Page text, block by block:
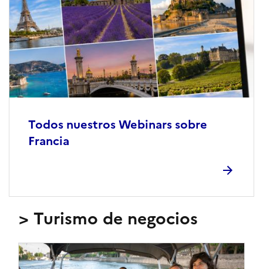
Todos nuestros Webinars sobre
Francia
> Turismo de negocios